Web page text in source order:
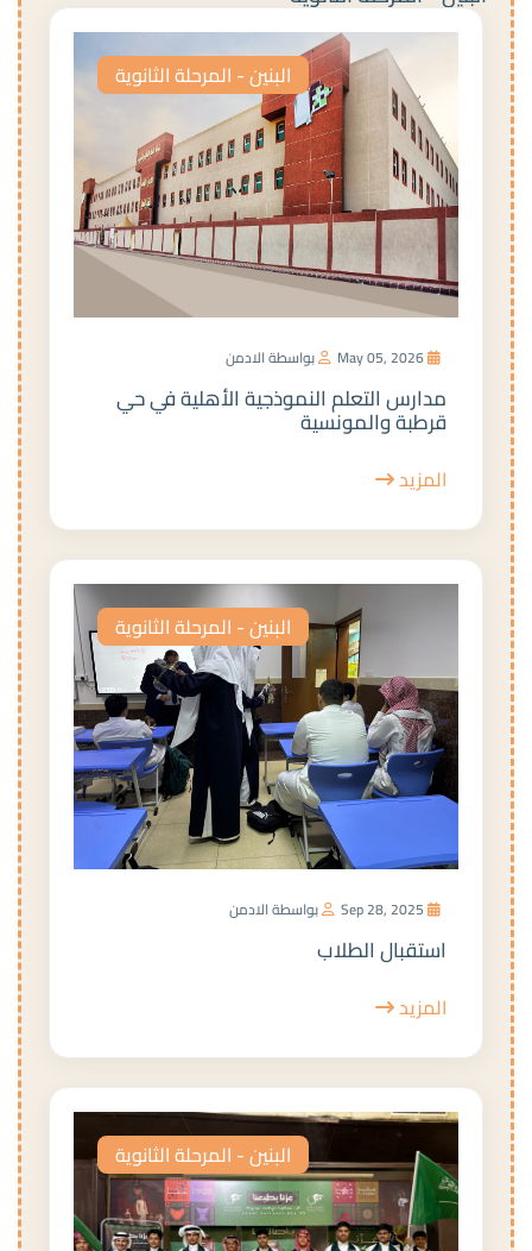
البنين - المرحلة الثانوية
بواسطة الادمن
مدارس التعلم النموذجية الأهلية في حي
قرطبة والمونسية
المزيد
البنين - المرحلة الثانوية
بواسطة الادمن
استقبال الطلاب
المزيد
البنين - المرحلة الثانوية